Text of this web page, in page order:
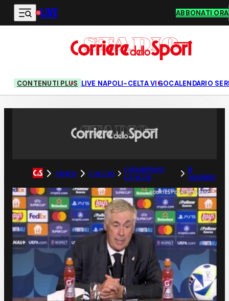
Vai al contenuto principale
LIVE ABBONATI ORA
CONTENUTI PLUS LIVE NAPOLI-CELTA VIGOCALENDARIO
VIDEO CALCIO
CHAMPIONS
LEAGUE
R
MADRID